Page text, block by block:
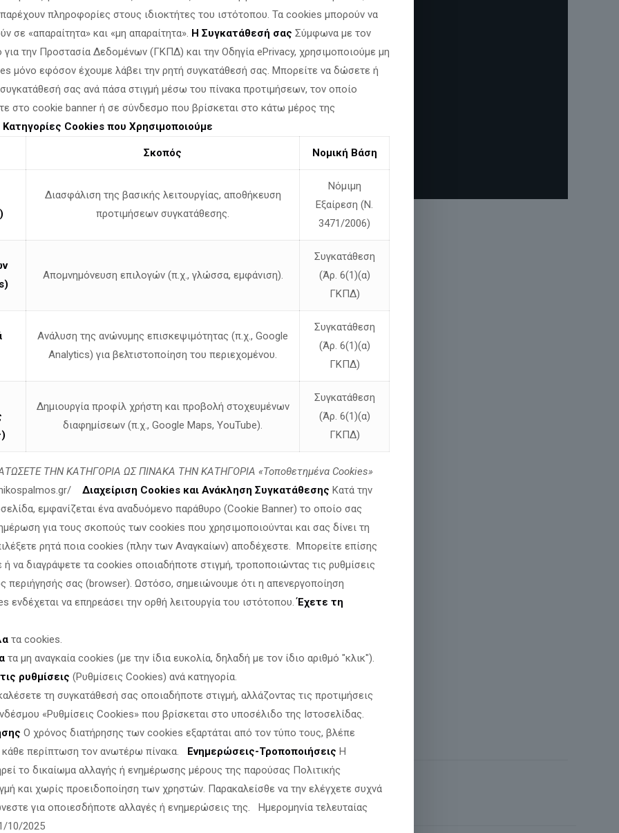
στις υποσχέσεις… αλλά να κάνουμε κάτι αληθινό.
πριν μπούμε όλοι μαζί στη νέα χρονιά.
πληροφορίες στους ιδιοκτήτες του ιστότοπου. Τα cookies μπορούν να
σε «απαραίτητα» και «μη απαραίτητα». Η Συγκατάθεσή σας Σύμφωνα με τον
για την Προστασία Δεδομένων (ΓΚΠΔ) και την Οδηγία ePrivacy, χρησιμοποιούμε μη
μόνο εφόσον έχουμε λάβει την ρητή συγκατάθεσή σας. Μπορείτε να δώσετε ή
σας ανά πάσα στιγμή μέσω του πίνακα προτιμήσεων, τον οποίο
στο cookie banner ή σε σύνδεσμο που βρίσκεται στο κάτω μέρος της
Κατηγορίες Cookies που Χρησιμοποιούμε
Σκοπός Νομική Βάση
Διασφάλιση της βασικής λειτουργίας, αποθήκευση
προτιμήσεων συγκατάθεσης.
Νόμιμη
Εξαίρεση (Ν.
3471/2006)
Απομνημόνευση επιλογών (π.χ., γλώσσα, εμφάνιση).
Συγκατάθεση
(Άρ. 6(1)(α)
ΓΚΠΔ)
Ανάλυση της ανώνυμης επισκεψιμότητας (π.χ., Google
Analytics) για βελτιστοποίηση του περιεχομένου.
Συγκατάθεση
(Άρ. 6(1)(α)
ΓΚΠΔ)
Δημιουργία προφίλ χρήστη και προβολή στοχευμένων
διαφημίσεων (π.χ., Google Maps, YouTube).
Συγκατάθεση
(Άρ. 6(1)(α)
ΓΚΠΔ)
ΤΗΝ ΚΑΤΗΓΟΡΙΑ ΩΣ ΠΙΝΑΚΑ ΤΗΝ ΚΑΤΗΓΟΡΙΑ «Τοποθετημένα Cookies»
Διαχείριση Cookies και Ανάκληση Συγκατάθεσης Κατά την
εμφανίζεται ένα αναδυόμενο παράθυρο (Cookie Banner) το οποίο σας
για τους σκοπούς των cookies που χρησιμοποιούνται και σας δίνει τη
ρητά ποια cookies (πλην των Αναγκαίων) αποδέχεστε. Μπορείτε επίσης
ή να διαγράψετε τα cookies οποιαδήποτε στιγμή, τροποποιώντας τις ρυθμίσεις
περιήγησής σας (browser). Ωστόσο, σημειώνουμε ότι η απενεργοποίηση
ενδέχεται να επηρεάσει την ορθή λειτουργία του ιστότοπου.Έχετε τη
τα cookies.
τα μη αναγκαία cookies (με την ίδια ευκολία, δηλαδή με τον ίδιο αριθμό "κλικ").
ρυθμίσεις (Ρυθμίσεις Cookies) ανά κατηγορία.
τη συγκατάθεσή σας οποιαδήποτε στιγμή, αλλάζοντας τις προτιμήσεις
«Ρυθμίσεις Cookies» που βρίσκεται στο υποσέλιδο της Ιστοσελίδας.
Ο χρόνος διατήρησης των cookies εξαρτάται από τον τύπο τους, βλέπε
κάθε περίπτωση τον ανωτέρω πίνακα. Ενημερώσεις-Τροποποιήσεις Η
το δικαίωμα αλλαγής ή ενημέρωσης μέρους της παρούσας Πολιτικής
και χωρίς προειδοποίηση των χρηστών. Παρακαλείσθε να την ελέγχετε συχνά
για οποιεσδήποτε αλλαγές ή ενημερώσεις της. Ημερομηνία τελευταίας
10/2025